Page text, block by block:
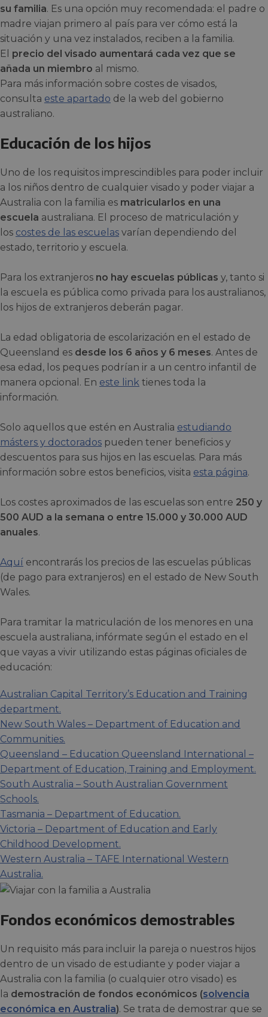
su familia. Es una opción muy recomendada: el padre o
madre viajan primero al país para ver cómo está la
situación y una vez instalados, reciben a la familia.
El precio del visado aumentará cada vez que se
añada un miembro al mismo.
Para más información sobre costes de visados,
consulta este apartado de la web del gobierno
australiano.
Educación de los hijos
Uno de los requisitos imprescindibles para poder incluir
a los niños dentro de cualquier visado y poder viajar a
Australia con la familia es matricularlos en una
escuela australiana. El proceso de matriculación y
los costes de las escuelas varían dependiendo del
estado, territorio y escuela.
Para los extranjeros no hay escuelas públicas y, tanto si
la escuela es pública como privada para los australianos,
los hijos de extranjeros deberán pagar.
La edad obligatoria de escolarización en el estado de
Queensland es desde los 6 años y 6 meses. Antes de
esa edad, los peques podrían ir a un centro infantil de
manera opcional. En este link tienes toda la
información.
Solo aquellos que estén en Australia estudiando
másters y doctorados pueden tener beneficios y
descuentos para sus hijos en las escuelas. Para más
información sobre estos beneficios, visita esta página.
Los costes aproximados de las escuelas son entre 250 y
500 AUD a la semana o entre 15.000 y 30.000 AUD
anuales.
Aquí encontrarás los precios de las escuelas públicas
(de pago para extranjeros) en el estado de New South
Wales.
Para tramitar la matriculación de los menores en una
escuela australiana, infórmate según el estado en el
que vayas a vivir utilizando estas páginas oficiales de
educación:
Australian Capital Territory’s Education and Training
department.
New South Wales – Department of Education and
Communities.
Queensland – Education Queensland International –
Department of Education, Training and Employment.
South Australia – South Australian Government
Schools.
Tasmania – Department of Education.
Victoria – Department of Education and Early
Childhood Development.
Western Australia – TAFE International Western
Australia.
Fondos económicos demostrables
Un requisito más para incluir la pareja o nuestros hijos
dentro de un visado de estudiante y poder viajar a
Australia con la familia (o cualquier otro visado) es
la demostración de fondos económicos (solvencia
económica en Australia). Se trata de demostrar que se